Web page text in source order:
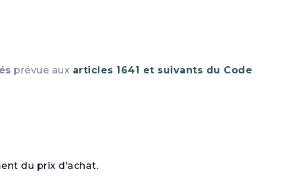
prévue aux articles 1641 et suivants du Code
du prix d’achat.